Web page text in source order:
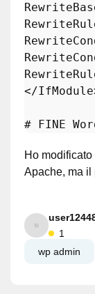
</
# FINE
Ho
Apache, ma il
1
wp admin